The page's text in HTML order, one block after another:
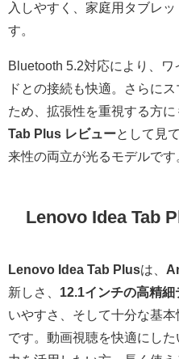
入しやすく、家庭用タブレ
す。
Bluetooth 5.2対応により、
ドとの接続も快適。さらに
ため、拡張性を重視する方に
Tab Plus レビューとして見
来性の両立が光るモデルです
Lenovo Idea Tab
Lenovo Idea Tab Plusは、
新しさ、 12.1インチの高精細
いやすさ、そして十分な基
です。動画視聴を快適にし